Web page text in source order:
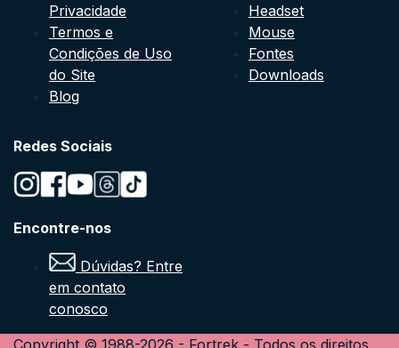
Privacidade
Termos e
Condições de Uso
do Site
Blog
Headset
Mouse
Fontes
Downloads
Redes Sociais
Encontre-nos
Dúvidas? Entre
em contato
conosco
Copyright © 1988-2026 - Fortrek - Todos os direitos